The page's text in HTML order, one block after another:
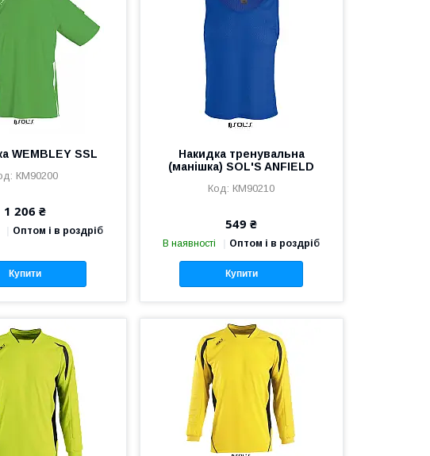
WEMBLEY SSL
КМ90200
1 206 ₴
Оптом і в роздріб
Купити
Накидка тренувальна
(манішка) SOL'S ANFIELD
КМ90210
549 ₴
В наявності Оптом і в роздріб
Купити